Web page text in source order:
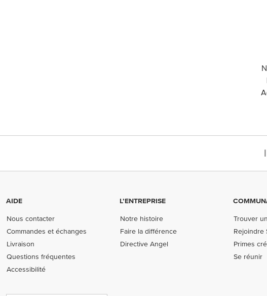
AIDE
Nous contacter
Commandes et échanges
Livraison
Questions fréquentes
Accessibilité
L’ENTREPRISE
Notre histoire
Faire la différence
Directive Angel
Trouver
Rejoindre
Primes
Se réunir